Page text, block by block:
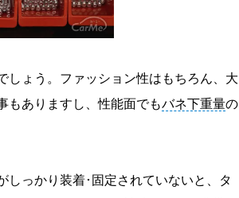
しょう。ファッション性はもちろん、大
もありますし、性能面でもバネ下重量の
しっかり装着･固定されていないと、タ